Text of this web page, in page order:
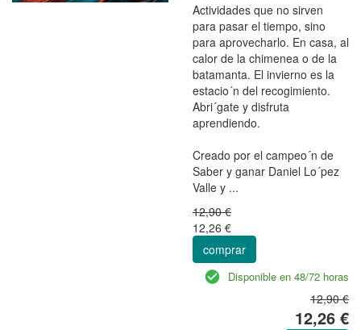
Actividades que no sirven
para pasar el tiempo, sino
para aprovecharlo. En casa, al
calor de la chimenea o de la
batamanta. El invierno es la
estacio´n del recogimiento.
Abri´gate y disfruta
aprendiendo.
Creado por el campeo´n de
Saber y ganar Daniel Lo´pez
Valle y ...
12,90 €
12,26 €
comprar
Disponible en 48/72 horas
12,90 €
12,26 €